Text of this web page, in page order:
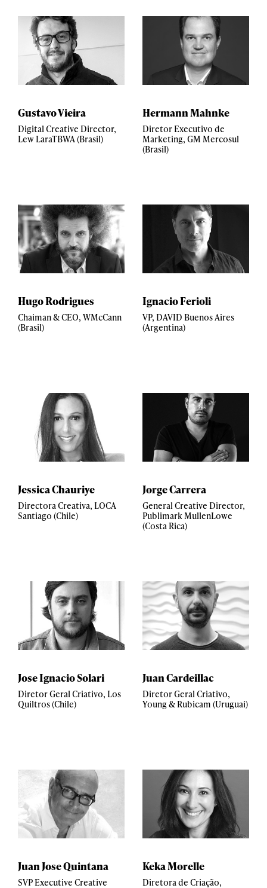
Gustavo Vieira
Digital Creative Director,
Lew LaraTBWA (Brasil)
Hermann Mahnke
Diretor Executivo de
Marketing, GM Mercosul
(Brasil)
Hugo Rodrigues
Chaiman & CEO, WMcCann
(Brasil)
Ignacio Ferioli
VP, DAVID Buenos Aires
(Argentina)
Jessica Chauriye
Directora Creativa, LOCA
Santiago (Chile)
Jorge Carrera
General Creative Director,
Publimark MullenLowe
(Costa Rica)
Jose Ignacio Solari
Diretor Geral Criativo, Los
Quiltros (Chile)
Juan Cardeillac
Diretor Geral Criativo,
Young & Rubicam (Uruguai)
Juan Jose Quintana
SVP Executive Creative
Keka Morelle
Diretora de Criação,